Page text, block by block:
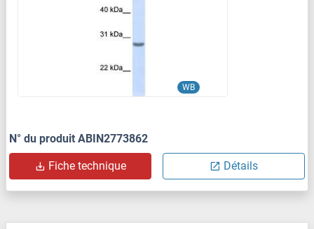
WB
N° du produit ABIN2773862
Fiche technique Détails